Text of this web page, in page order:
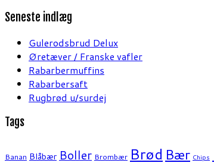
Seneste indlæg
Gulerodsbrud Delux
Øretæver / Franske vafler
Rabarbermuffins
Rabarbersaft
Rugbrød u/surdej
Tags
Banan Blåbær Boller Brombær Brød Bær Chips